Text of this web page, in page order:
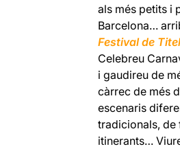
als més petits i
Barcelona…
Festival de
Celebreu
i gaudireu de
càrrec de més
escenaris
tradicionals, de
itinerants…